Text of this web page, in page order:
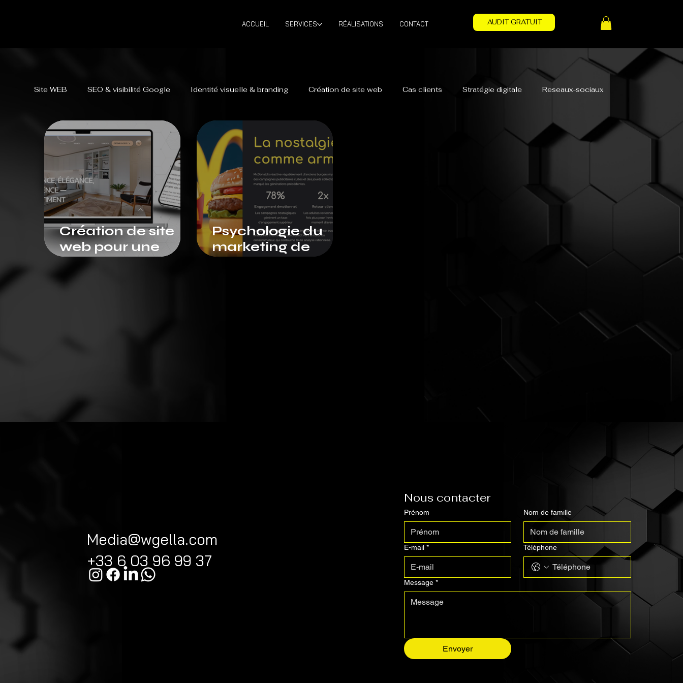
ACCUEIL SERVICES RÉALISATIONS CONTACT AUDIT GRATUIT
Site WEB SEO & visibilité Google Identité visuelle & branding Création de site web Cas clients Stratégie digitale Reseaux-sociaux
Création de site
web pour une
rénovation à Paris
Psychologie du
marketing de
Media@wgella.com
+33 6 03 96 99 37
Nous contacter
Prénom Nom de famille
E-mail * Téléphone
Message *
Envoyer